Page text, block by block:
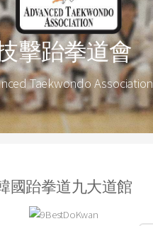
擊跆拳道會
Taekwondo Association
國跆拳道九大道館